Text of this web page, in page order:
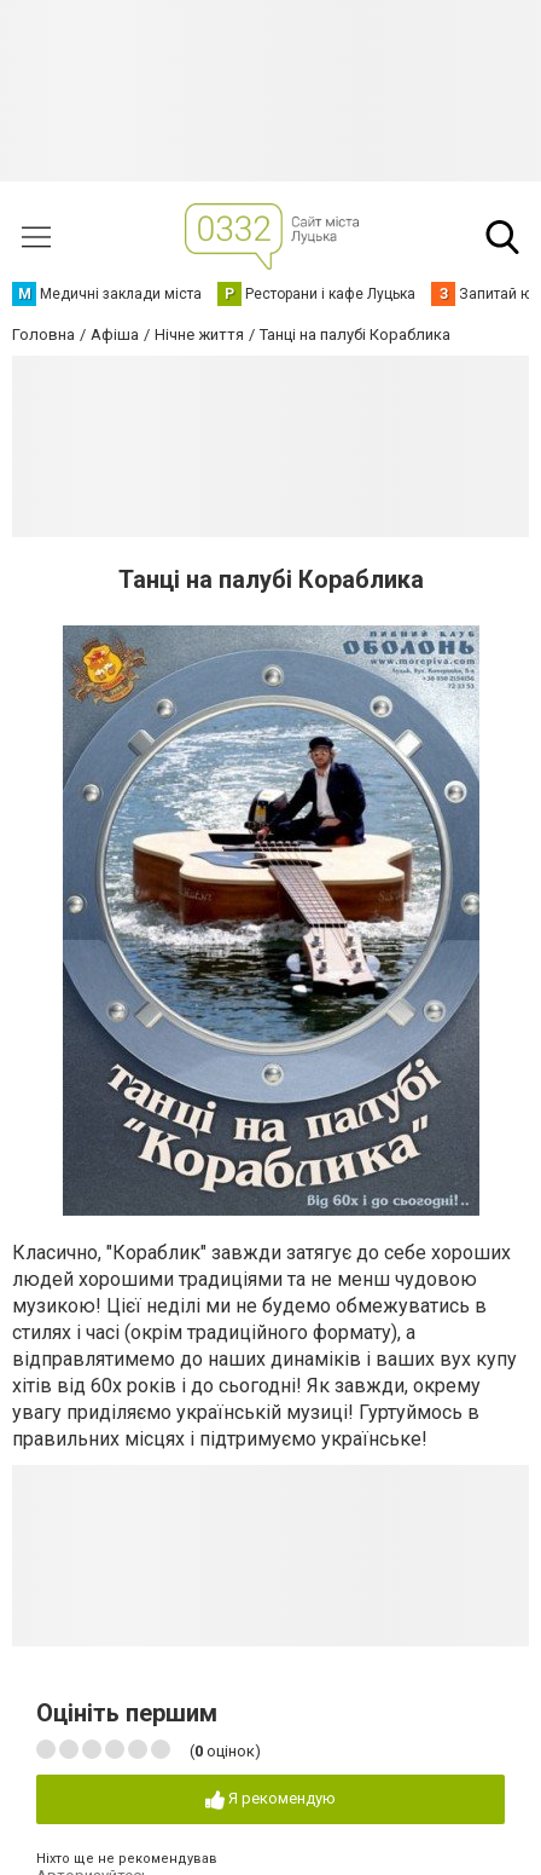
М Медичні заклади міста Р Ресторани і кафе Луцька З Запитай
Головна Афіша Нічне життя Танці на палубі Кораблика
Танці на палубі Кораблика
Класично, "Кораблик" завжди затягує до себе хороших
людей хорошими традиціями та не менш чудовою
музикою! Цієї неділі ми не будемо обмежуватись в
стилях і часі (окрім традиційного формату), а
відправлятимемо до наших динаміків і ваших вух купу
хітів від 60х років і до сьогодні! Як завжди, окрему
увагу приділяємо українській музиці! Гуртуймось в
правильних місцях і підтримуємо українське!
Оцініть першим
(0 оцінок)
Я рекомендую
Ніхто ще не рекомендував